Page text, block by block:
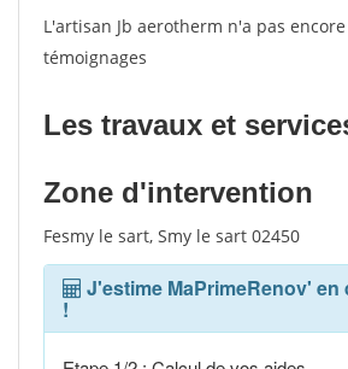
L'artisan Jb aerotherm n'a pas
témoignages
Les travaux et
Zone d'intervention
Fesmy le sart, Smy le sart 02450